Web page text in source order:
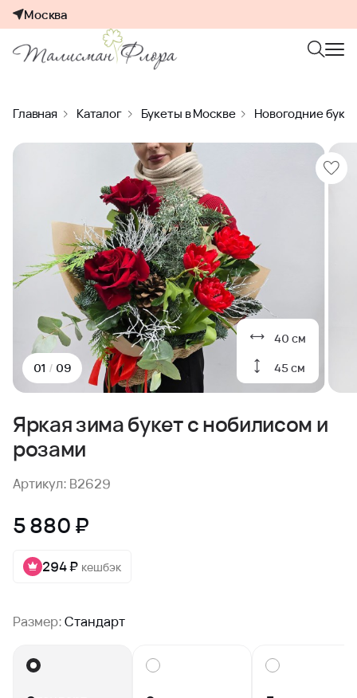
Москва
Главная Каталог Букеты в Москве Новогодние
40 см
45 см
01 / 09
Яркая зима букет с нобилисом и
розами
Артикул: B2629
5 880 ₽
294 ₽ кешбэк
Размер:Стандарт